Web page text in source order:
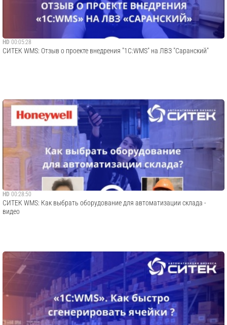
HD 00:05:28
СИТЕК WMS: Отзыв о проекте внедрения "1С:WMS" на ЛВЗ "Саранский"
HD 00:28:50
СИТЕК WMS: Как выбрать оборудование для автоматизации склада -
видео